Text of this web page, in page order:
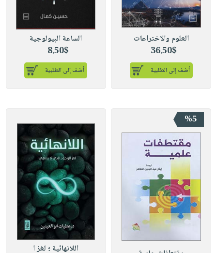
العلوم والاختراعات
36.50$
أضف إلى الطلبية
الساعة البيولوجية
8.50$
أضف إلى الطلبية
%5
اللانهائية ؛ لغز ا